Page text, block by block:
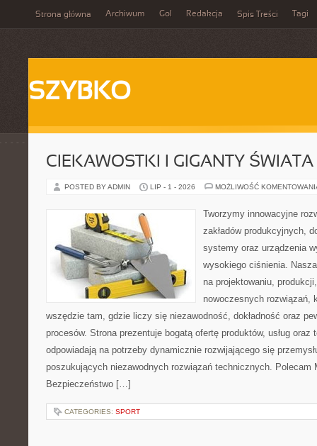
Strona główna Archiwum Gol Redakcja Spis Treści Tagi
SZYBKO
CIEKAWOSTKI I GIGANTY ŚWIATA
POSTED BY ADMIN LIP - 1 - 2026 MOŻLIWOŚĆ
Tworzymy innowacyjne
zakładów produkcyjnych,
systemy oraz urządzenia
wysokiego ciśnienia.
na projektowaniu,
nowoczesnych rozwiązań,
wszędzie tam, gdzie liczy się niezawodność, dokładność oraz
procesów. Strona prezentuje bogatą ofertę produktów, usług oraz
odpowiadają na potrzeby dynamicznie rozwijającego się
poszukujących niezawodnych rozwiązań technicznych. Polecam
Bezpieczeństwo […]
CATEGORIES: SPORT